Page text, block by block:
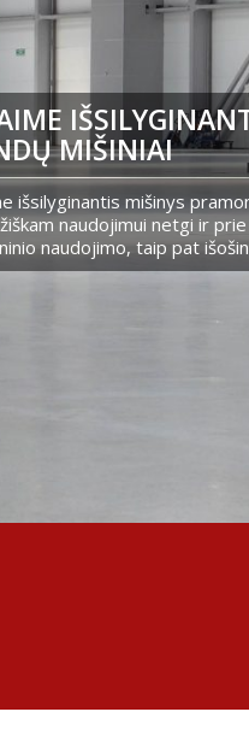
MIŠINIAI
išsilyginantis mišinys
naudojimui netgi ir
naudojimo, taip pat